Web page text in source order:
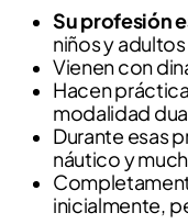
Su profesión
niños y adultos
Vienen con
Hacen
modalidad
Durante esas
náutico y
inicialmente,